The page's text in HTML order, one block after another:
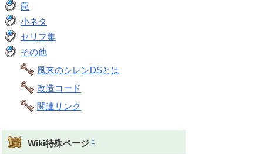
罠
小ネタ
セリフ集
その他
風来のシレンDSとは
改造コード
関連リンク
Wiki特殊ページ †